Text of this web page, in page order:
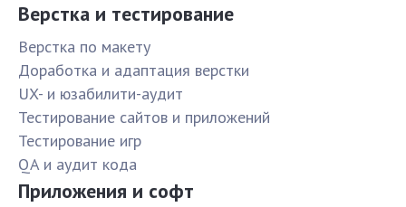
Верстка и тестирование
Верстка по макету
Доработка и адаптация верстки
UX- и юзабилити-аудит
Тестирование сайтов и приложений
Тестирование игр
QA и аудит кода
Приложения и софт